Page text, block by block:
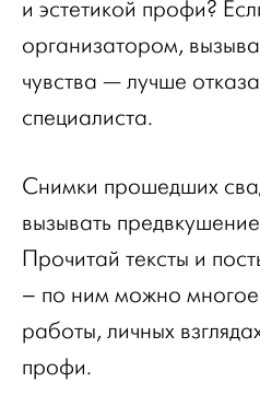
и эстетикой профи?
организатором,
чувства — лучше
специалиста.
Снимки прошедших
вызывать
Прочитай тексты и
– по ним можно многое
работы, личных
профи.